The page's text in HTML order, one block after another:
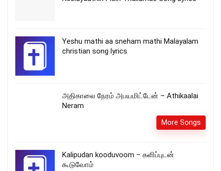
Yeshu mathi aa sneham mathi Malayalam
christian song lyrics
அதிகாலை நேரம் அபயமிட்டேன் – Athikaalai
Neram
More Songs
Kalipudan kooduvoom – களிப்புடன்
கூடுவோம்